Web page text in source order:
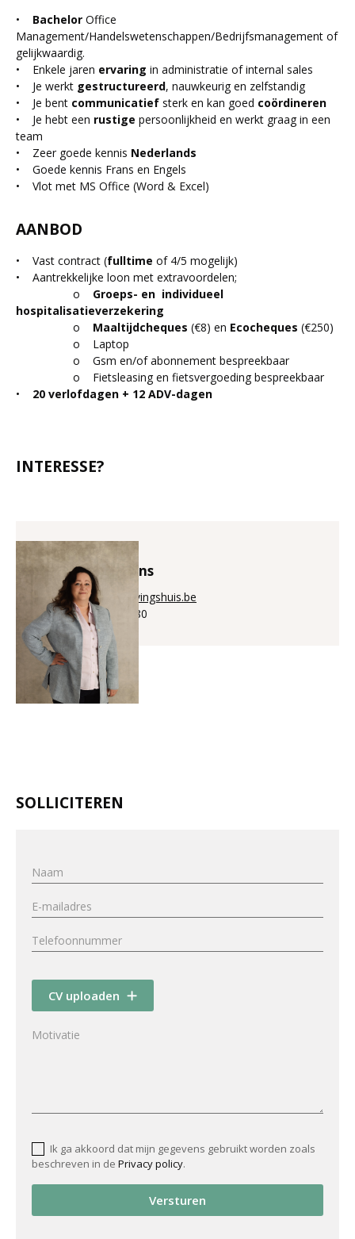
• Bachelor Office
Management/Handelswetenschappen/Bedrijfsmanagement of
gelijkwaardig.
• Enkele jaren ervaring in administratie of internal sales
• Je werkt gestructureerd, nauwkeurig en zelfstandig
• Je bent communicatief sterk en kan goed coördineren
• Je hebt een rustige persoonlijkheid en werkt graag in een
team
• Zeer goede kennis Nederlands
• Goede kennis Frans en Engels
• Vlot met MS Office (Word & Excel)
AANBOD
• Vast contract (fulltime of 4/5 mogelijk)
• Aantrekkelijke loon met extravoordelen;
o
Groeps- en individueel
hospitalisatieverzekering
o Maaltijdcheques (€8) en Ecocheques (€250)
o Laptop
o Gsm en/of abonnement bespreekbaar
o Fietsleasing en fietsvergoeding bespreekbaar
•
20 verlofdagen + 12 ADV-dagen
INTERESSE?
Annick Puystiens
annick@aanwervingshuis.be
+32 (0)56 225 880
SOLLICITEREN
CV uploaden
Ik ga akkoord dat mijn gegevens gebruikt worden zoals
beschreven in de Privacy policy.
Versturen